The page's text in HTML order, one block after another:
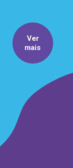
Ver
mais